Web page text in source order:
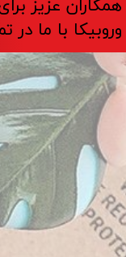
​​​همکاران عزیز
وروبیکا با ما در تماس